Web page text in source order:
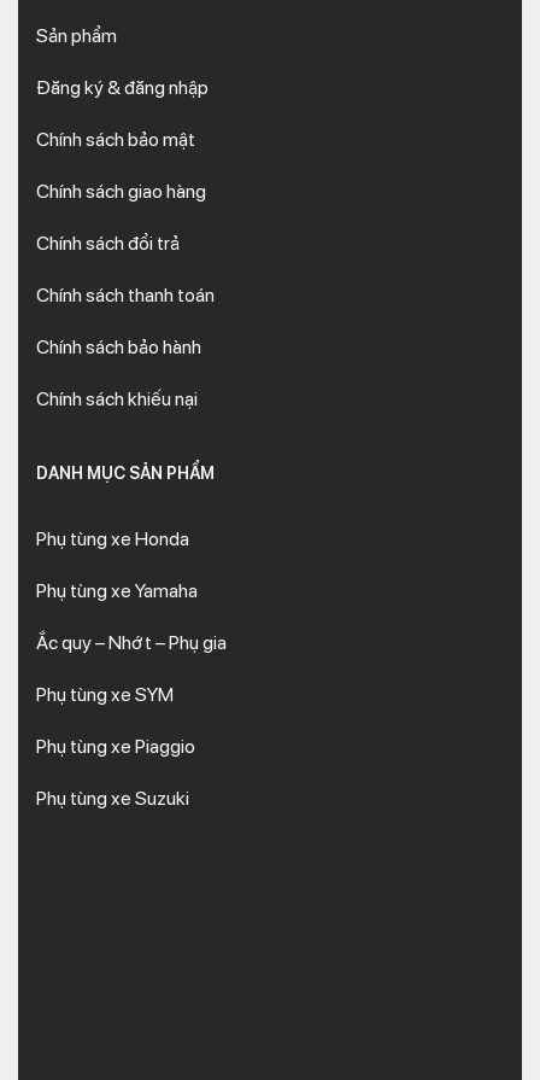
Sản phẩm
Đăng ký & đăng nhập
Chính sách bảo mật
Chính sách giao hàng
Chính sách đổi trả
Chính sách thanh toán
Chính sách bảo hành
Chính sách khiếu nại
DANH MỤC SẢN PHẨM
Phụ tùng xe Honda
Phụ tùng xe Yamaha
Ắc quy – Nhớt – Phụ gia
Phụ tùng xe SYM
Phụ tùng xe Piaggio
Phụ tùng xe Suzuki